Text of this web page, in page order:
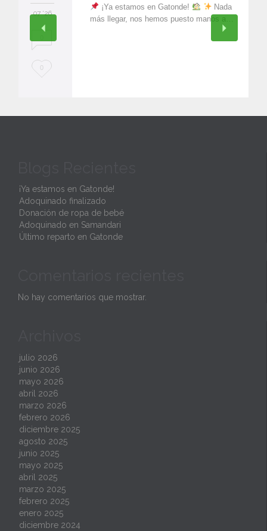
07 '26
L
0
¡Ya estamos en Gatonde!
Nada
más llegar, nos hemos puesto manos a…
¡Ya estamos en Gatonde!
Adoquinado finalizado
Donación de ropa de bebé
Adoquinado en Samandari
Último reparto en Gatonde
No hay comentarios que mostrar.
julio 2026
junio 2026
mayo 2026
abril 2026
marzo 2026
febrero 2026
diciembre 2025
agosto 2025
junio 2025
mayo 2025
abril 2025
marzo 2025
febrero 2025
enero 2025
diciembre 2024